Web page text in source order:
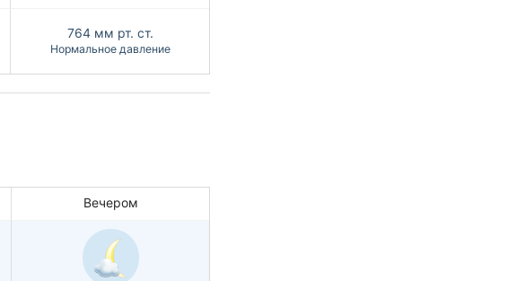
764 мм рт. ст.
Нормальное давление
Вечером